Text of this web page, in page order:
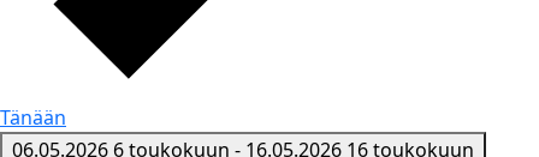
Tänään
06.05.2026 6 toukokuun - 16.05.2026 16 toukokuun